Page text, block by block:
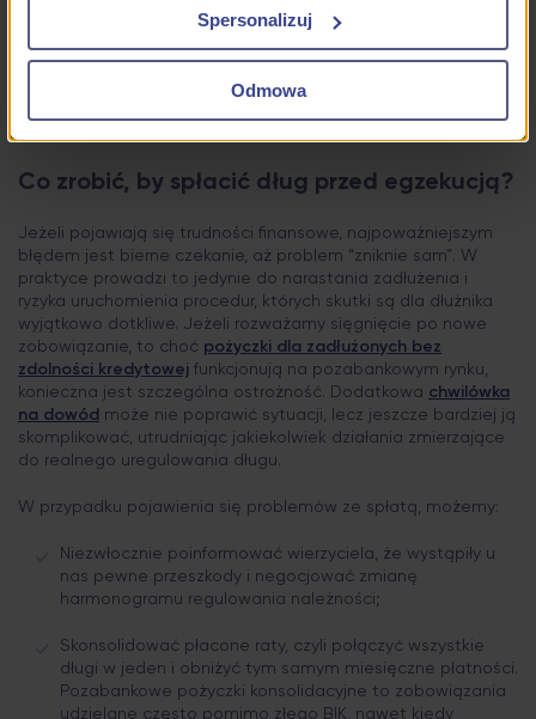
Spersonalizuj
Odmowa
późno, to: robić wszystko, by do egzekucji komorniczej w
ogóle nie doszło. Zaciągać z głową wszystkie zobowiązania,
Co zrobić, by spłacić dług przed egzekucją?
Jeżeli pojawiają się trudności finansowe, najpoważniejszym
błędem jest bierne czekanie, aż problem “zniknie sam”. W
praktyce prowadzi to jedynie do narastania zadłużenia i
ryzyka uruchomienia procedur, których skutki są dla dłużnika
wyjątkowo dotkliwe. Jeżeli rozważamy sięgnięcie po nowe
zobowiązanie, to choć pożyczki dla zadłużonych bez
zdolności kredytowej funkcjonują na pozabankowym rynku,
konieczna jest szczególna ostrożność. Dodatkowa chwilówka
na dowód może nie poprawić sytuacji, lecz jeszcze bardziej ją
skomplikować, utrudniając jakiekolwiek działania zmierzające
do realnego uregulowania długu.
W przypadku pojawienia się problemów ze spłatą, możemy:
Niezwłocznie poinformować wierzyciela, że wystąpiły u
nas pewne przeszkody i negocjować zmianę
harmonogramu regulowania należności;
Skonsolidować płacone raty, czyli połączyć wszystkie
długi w jeden i obniżyć tym samym miesięczne płatności.
Pozabankowe pożyczki konsolidacyjne to zobowiązania
udzielane często pomimo złego BIK, nawet kiedy